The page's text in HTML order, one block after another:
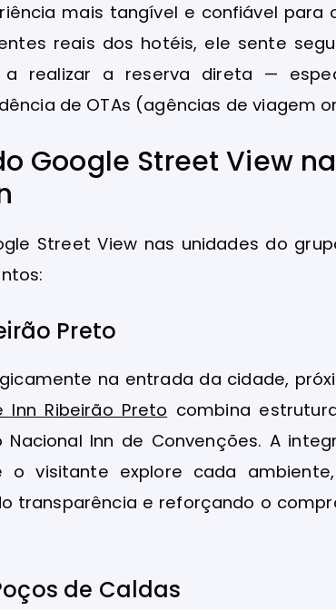
mais tangível e confiável para
reais dos hotéis, ele sente
a realizar a reserva direta —
de OTAs (agências de viagem
Google Street View
Street View nas unidades do
Preto
na entrada da cidade,
Inn Ribeirão Preto combina
Nacional Inn de Convenções. A
o visitante explore cada
transparência e reforçando o
de Caldas